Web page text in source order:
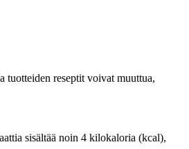
tuotteiden reseptit voivat muuttua,
sisältää noin 4 kilokaloria (kcal),